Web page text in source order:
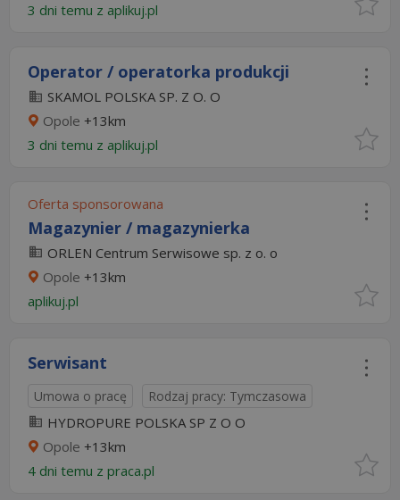
3 dni temu z aplikuj.pl
Operator / operatorka produkcji
SKAMOL POLSKA SP. Z O. O
Opole +13km
3 dni temu z aplikuj.pl
Oferta sponsorowana
Magazynier / magazynierka
ORLEN Centrum Serwisowe sp. z o. o
Opole +13km
aplikuj.pl
Serwisant
Umowa o pracę Rodzaj pracy: Tymczasowa
HYDROPURE POLSKA SP Z O O
Opole +13km
4 dni temu z praca.pl